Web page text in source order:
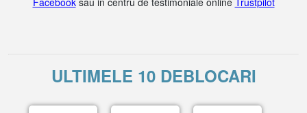
ULTIMELE 10 DEBLOCARI